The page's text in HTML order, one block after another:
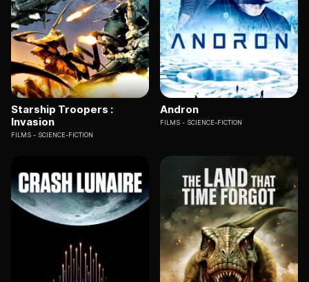
Starship Troopers :
Invasion
FILMS SCIENCE-FICTION
Andron
FILMS SCIENCE-FICTION